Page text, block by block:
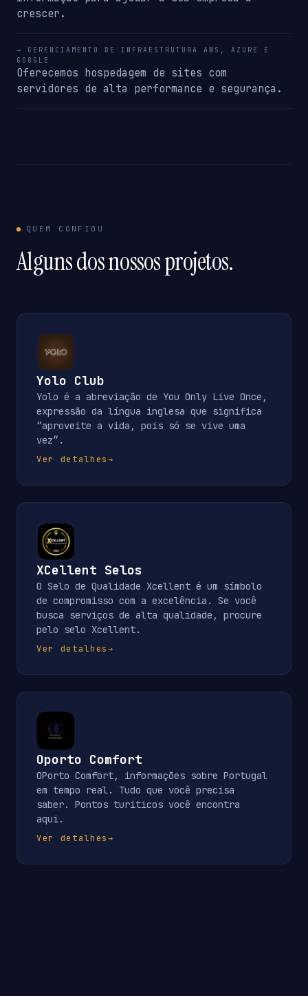
crescer.
→ GERENCIAMENTO DE INFRAESTRUTURA AWS, AZURE E
GOOGLE
Oferecemos hospedagem de sites com
servidores de alta performance e segurança.
QUEM CONFIOU
Alguns dos nossos projetos.
Yolo Club
Yolo é a abreviação de You Only Live Once,
expressão da língua inglesa que significa
“aproveite a vida, pois só se vive uma
vez”.
Ver detalhes→
XCellent Selos
O Selo de Qualidade Xcellent é um símbolo
de compromisso com a excelência. Se você
busca serviços de alta qualidade, procure
pelo selo Xcellent.
Ver detalhes→
Oporto Comfort
OPorto Comfort, informações sobre Portugal
em tempo real. Tudo que você precisa
saber. Pontos turiticos você encontra
aqui.
Ver detalhes→